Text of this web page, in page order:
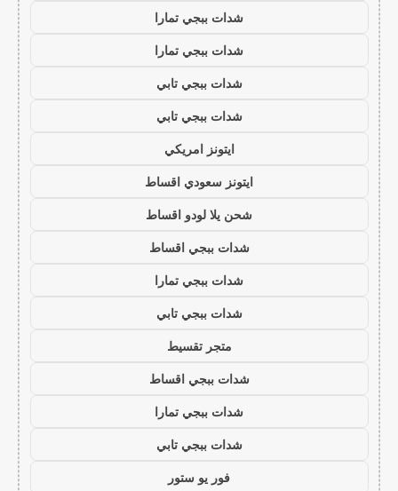
شدات ببجي تمارا
شدات ببجي تمارا
شدات ببجي تابي
شدات ببجي تابي
ايتونز امريكي
ايتونز سعودي اقساط
شحن يلا لودو اقساط
شدات ببجي اقساط
شدات ببجي تمارا
شدات ببجي تابي
متجر تقسيط
شدات ببجي اقساط
شدات ببجي تمارا
شدات ببجي تابي
فور يو ستور